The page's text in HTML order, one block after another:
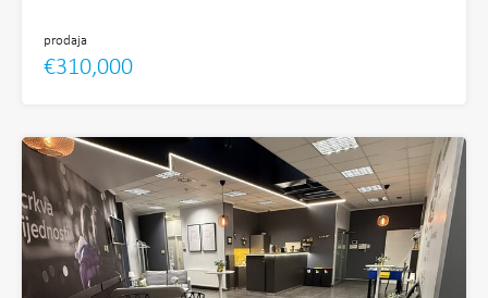
prodaja
€310,000